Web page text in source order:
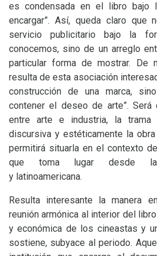
es condensada en el libro bajo
encargar”. Así, queda claro
servicio publicitario bajo la
conocemos, sino de un arreglo
particular forma de mostrar. De
resulta de esta asociación
construcción de una marca,
contener el deseo de arte”.
entre arte e industria, la
discursiva y estéticamente la
permitirá situarla en el contexto
que toma lugar desde la
y latinoamericana.
Resulta interesante la manera
reunión armónica al interior del
y económica de los cineastas y
sostiene, subyace al periodo.